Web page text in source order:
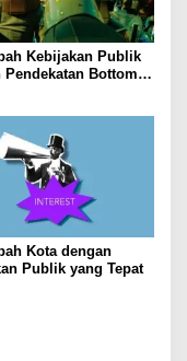
Kebijakan Publik
Pendekatan Bottom-
Kota dengan
Publik yang Tepat